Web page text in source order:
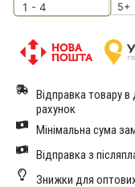
1 - 4
5+
Відправка товару
рахунок
Мінімальна сума
Відправка з
Знижки для